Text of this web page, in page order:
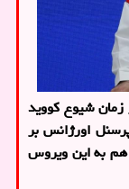
شیوع کووید
تا به امروز 9 نفر از پرسنل اورژانس بر
به کرونا شهید شده و 6200 نفر هم به این ویروس